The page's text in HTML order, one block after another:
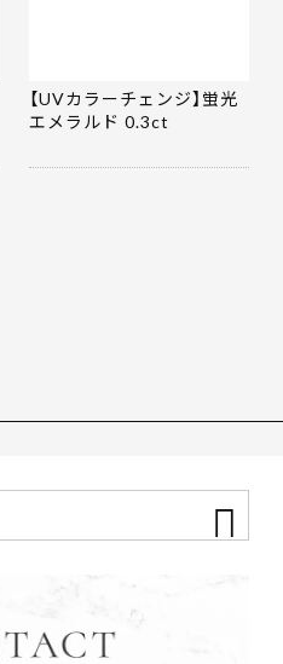
【UVカラーチェンジ】蛍光
エメラルド 0.3ct